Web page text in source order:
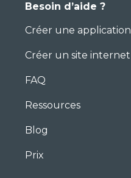
Besoin d’aide ?
Créer une application
Créer un site internet
FAQ
Ressources
Blog
Prix